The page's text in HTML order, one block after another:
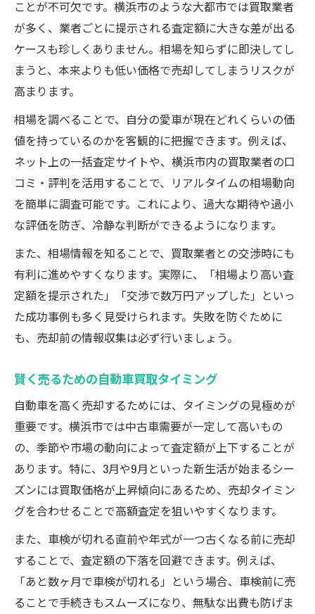
ことが不可欠です。横浜市のような大都市では買取業者
が多く、業者ごとに提示される査定額に大きな差が出る
ケースも珍しくありません。相場を知らずに即決してし
まうと、本来よりも低い価格で売却してしまうリスクが
高まります。
相場を調べることで、自分の愛車が現在どれくらいの価
値を持っているのかを客観的に把握できます。例えば、
ネット上の一括査定サイトや、横浜市内の買取業者の口
コミ・評判を活用することで、リアルタイムの相場動向
を簡単に調査可能です。これにより、過大な期待や過小
な評価を防ぎ、冷静な判断ができるようになります。
また、相場情報を知ることで、買取業者との交渉時にも
有利に進めやすくなります。実際に、「相場より高い査
定額を提示された」「交渉で数万円アップした」といっ
た成功事例も多く見受けられます。失敗を防ぐために
も、売却前の情報収集は必ず行いましょう。
賢く売るための自動車買取タイミング
自動車を高く売却するためには、タイミングの見極めが
重要です。横浜市では中古車需要が一定して高いもの
の、季節や市場の動向によって査定額が上下することが
あります。特に、3月や9月といった新生活が始まるシー
ズンには買取価格が上昇傾向にあるため、売却タイミン
グを合わせることで高額査定を狙いやすくなります。
また、車検が切れる直前や年式が一つ古くなる前に売却
することで、査定額の下落を回避できます。例えば、
「あと数ヶ月で車検が切れる」という場合、車検前に売
ることで手続きもスムーズになり、無駄な出費も防げま